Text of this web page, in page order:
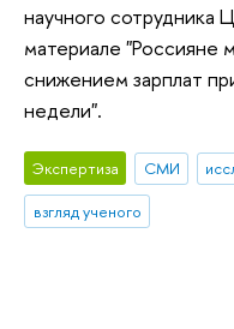
научного сотрудника
материале "Россияне
снижением зарплат
недели".
Экспертиза СМИ
взгляд ученого